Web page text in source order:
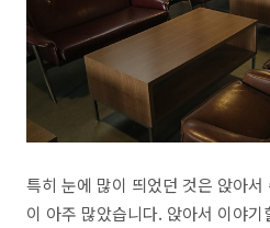
특히 눈에 많이 띄었던 것은 앉아
이 아주 많았습니다. 앉아서 이야